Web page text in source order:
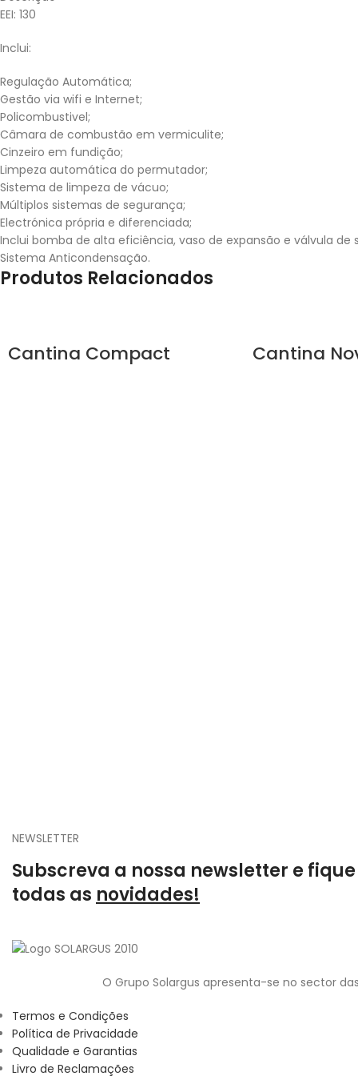
EEI: 130
Inclui:
Regulação Automática;
Gestão via wifi e Internet;
Policombustivel;
Câmara de combustão em vermiculite;
Cinzeiro em fundição;
Limpeza automática do permutador;
Sistema de limpeza de vácuo;
Múltiplos sistemas de segurança;
Electrónica própria e diferenciada;
Inclui bomba de alta eficiência, vaso de expansão e válvula de
Sistema Anticondensação.
Produtos Relacionados
Cantina Compact Cantina
NEWSLETTER
Subscreva a nossa newsletter e
todas as novidades!
O Grupo Solargus apresenta-se no sector
Termos e Condições
Política de Privacidade
Qualidade e Garantias
Livro de Reclamações